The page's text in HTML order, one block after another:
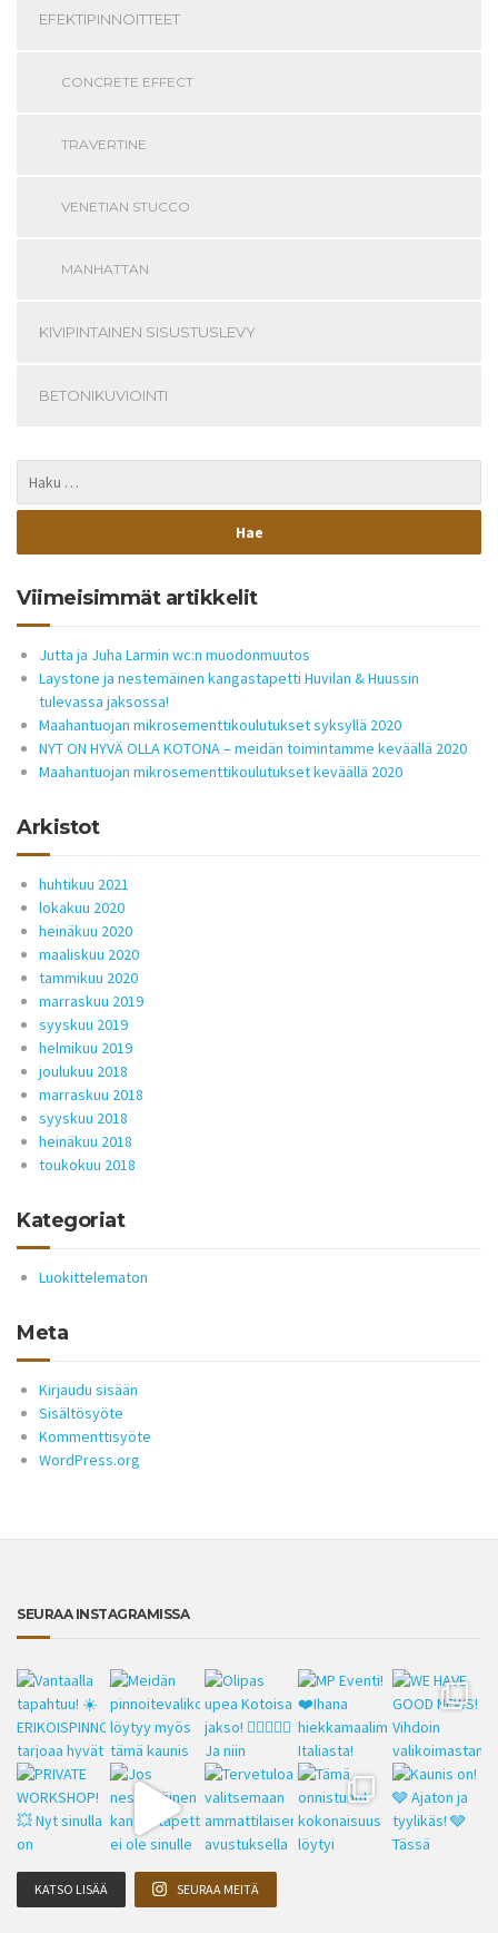
EFEKTIPINNOITTEET
CONCRETE EFFECT
TRAVERTINE
VENETIAN STUCCO
MANHATTAN
KIVIPINTAINEN SISUSTUSLEVY
BETONIKUVIOINTI
Viimeisimmät artikkelit
Jutta ja Juha Larmin wc:n muodonmuutos
Laystone ja nestemäinen kangastapetti Huvilan & Huussin
tulevassa jaksossa!
Maahantuojan mikrosementtikoulutukset syksyllä 2020
NYT ON HYVÄ OLLA KOTONA – meidän toimintamme keväällä 2020
Maahantuojan mikrosementtikoulutukset keväällä 2020
Arkistot
huhtikuu 2021
lokakuu 2020
heinäkuu 2020
maaliskuu 2020
tammikuu 2020
marraskuu 2019
syyskuu 2019
helmikuu 2019
joulukuu 2018
marraskuu 2018
syyskuu 2018
heinäkuu 2018
toukokuu 2018
Kategoriat
Luokittelematon
Meta
Kirjaudu sisään
Sisältösyöte
Kommenttisyöte
WordPress.org
SEURAA INSTAGRAMISSA
KATSO LISÄÄ SEURAA MEITÄ